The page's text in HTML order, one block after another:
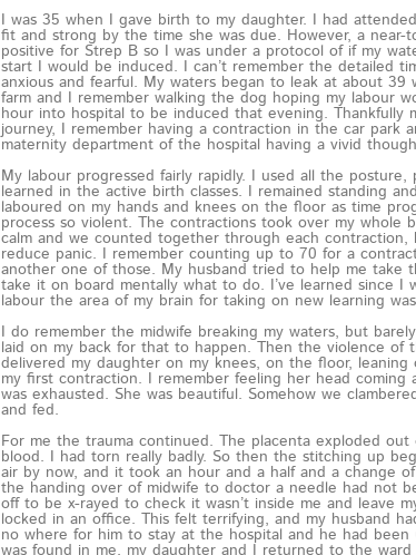
I was 35 when I gave birth to my daughter. I had
fit and strong by the time she was due. However, a near-
positive for Strep B so I was under a protocol of if my
start I would be induced. I can’t remember the detailed
anxious and fearful. My waters began to leak at about 39
farm and I remember walking the dog hoping my labour
hour into hospital to be induced that evening. Thankfully
journey, I remember having a contraction in the car park
maternity department of the hospital having a vivid
My labour progressed fairly rapidly. I used all the posture,
learned in the active birth classes. I remained standing
laboured on my hands and knees on the floor as time
process so violent. The contractions took over my whole
calm and we counted together through each
reduce panic. I remember counting up to 70 for a
another one of those. My husband tried to help me take
take it on board mentally what to do. I’ve learned since I
labour the area of my brain for taking on new learning
I do remember the midwife breaking my waters, but
laid on my back for that to happen. Then the violence of
delivered my daughter on my knees, on the floor,
my first contraction. I remember feeling her head
was exhausted. She was beautiful. Somehow we
and fed.
For me the trauma continued. The placenta exploded
blood. I had torn really badly. So then the stitching up
air by now, and it took an hour and a half and a change
the handing over of midwife to doctor a needle had not
off to be x-rayed to check it wasn’t inside me and leave
locked in an office. This felt terrifying, and my husband
no where for him to stay at the hospital and he had
was found in me, my daughter and I returned to the